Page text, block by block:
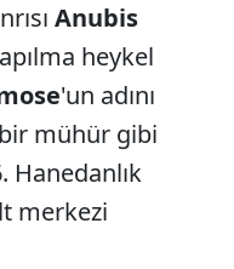
Anubis
heykel
'un adını
mühür gibi
Hanedanlık
merkezi